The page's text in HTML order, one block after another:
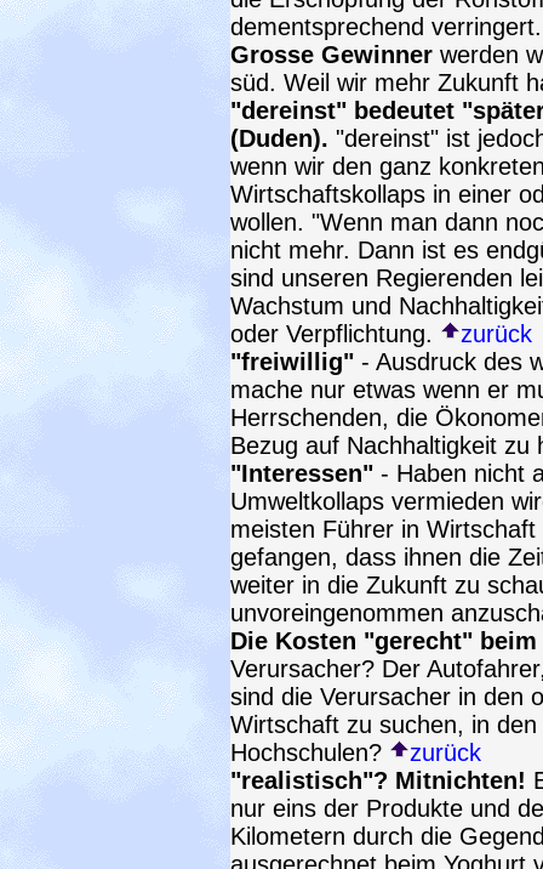
dementsprechend verringert.
Grosse Gewinner werden
süd. Weil wir mehr Zukunft
"dereinst" bedeutet
(Duden). "dereinst" ist
wenn wir den ganz
Wirtschaftskollaps in einer
wollen. "Wenn man dann
nicht mehr. Dann ist es
sind unseren Regierenden
Wachstum und
oder Verpflichtung.
zurück
"freiwillig" - Ausdruck des
mache nur etwas wenn er
Herrschenden, die
Bezug auf Nachhaltigkeit
"Interessen" - Haben nicht
Umweltkollaps vermieden
meisten Führer in
gefangen, dass ihnen die
weiter in die Zukunft zu
unvoreingenommen
Die Kosten "gerecht"
Verursacher? Der
sind die Verursacher in den
Wirtschaft zu suchen, in
Hochschulen?
zurück
"realistisch"? Mitnichten!
nur eins der Produkte und
Kilometern durch die